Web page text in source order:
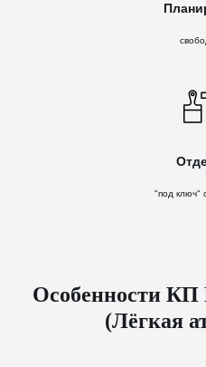
"под ключ"
Особенности КП
(Лёгкая